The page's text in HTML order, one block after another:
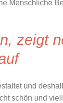
Menschliche
zeigt
und
schön und